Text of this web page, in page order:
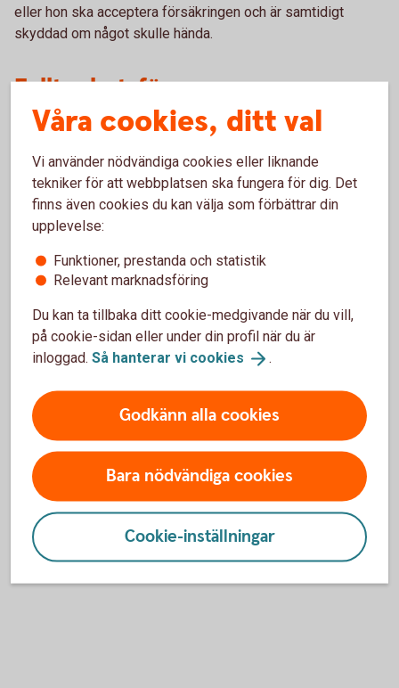
eller hon ska acceptera försäkringen och är samtidigt
skyddad om något skulle hända.
Fullt arbetsför
Fullt arbetsför är det enklaste hälsoprövningssättet, det
pensionsplaner.
I ett företag där minst 5 personer i företaget ansluts till
Swedbank Pensionsplan, räcker det normalt med att
Försäkringsskyddet börjar då gälla från och med dagen
efter att ansökan skickats in.
Regler för hälsoprövning
För att se detta innehåll behöver du först
godkänna cookies för Funktioner, prestanda
Våra cookies, ditt val
Vi använder nödvändiga cookies eller liknande
tekniker för att webbplatsen ska fungera för dig. Det
finns även cookies du kan välja som förbättrar din
upplevelse:
Funktioner, prestanda och statistik
Relevant marknadsföring
Du kan ta tillbaka ditt cookie-medgivande när du vill,
på cookie-sidan eller under din profil när du är
inloggad. Så hanterar vi cookies .
Godkänn alla cookies
Bara nödvändiga cookies
Cookie-inställningar